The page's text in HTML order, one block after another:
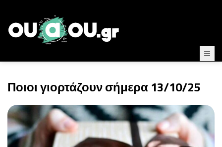
Ποιοι γιορτάζουν σήμερα 13/10/25